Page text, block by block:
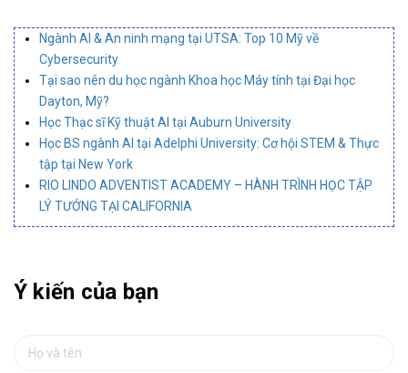
Ngành AI & An ninh mạng tại UTSA: Top 10 Mỹ về
Cybersecurity
Tại sao nên du học ngành Khoa học Máy tính tại Đại học
Dayton, Mỹ?
Học Thạc sĩ Kỹ thuật AI tại Auburn University
Học BS ngành AI tại Adelphi University: Cơ hội STEM & Thực
tập tại New York
RIO LINDO ADVENTIST ACADEMY – HÀNH TRÌNH HỌC TẬP
LÝ TƯỞNG TẠI CALIFORNIA
Ý kiến của bạn